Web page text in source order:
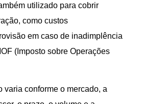
utilizado para cobrir
como custos
em caso de inadimplência
(Imposto sobre Operações
varia conforme o mercado, a